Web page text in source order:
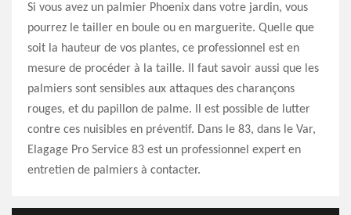
Si vous avez un palmier Phoenix dans votre jardin, vous
pourrez le tailler en boule ou en marguerite. Quelle que
soit la hauteur de vos plantes, ce professionnel est en
mesure de procéder à la taille. Il faut savoir aussi que les
palmiers sont sensibles aux attaques des charançons
rouges, et du papillon de palme. Il est possible de lutter
contre ces nuisibles en préventif. Dans le 83, dans le Var,
Elagage Pro Service 83 est un professionnel expert en
entretien de palmiers à contacter.